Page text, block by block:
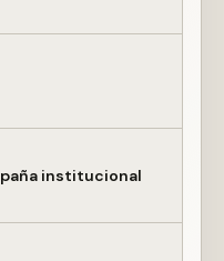
institucional